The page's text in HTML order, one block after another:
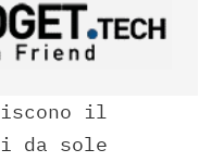
il
da sole